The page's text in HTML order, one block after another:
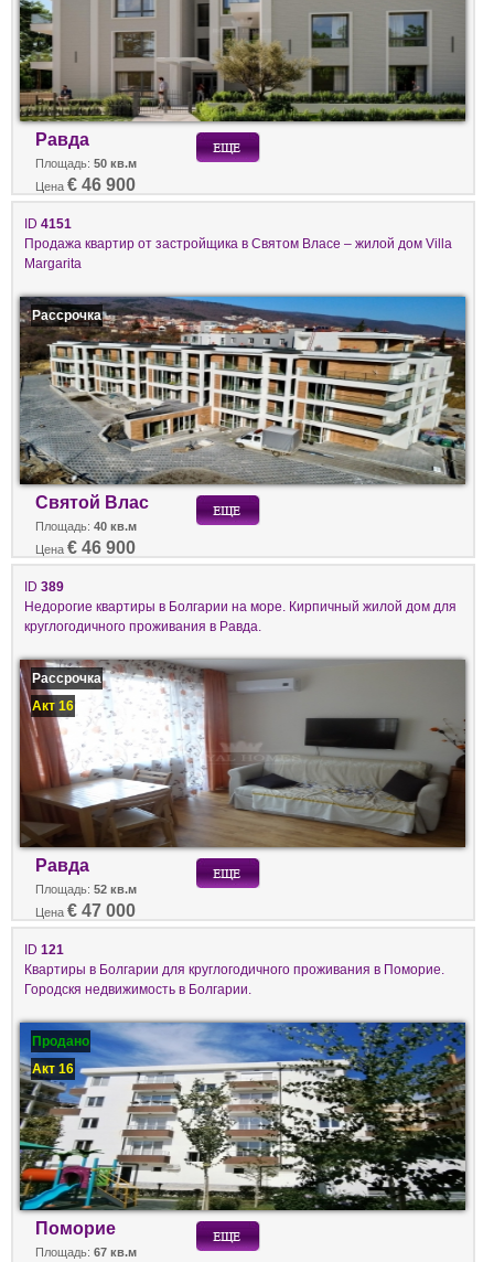
Равда
Площадь: 50 кв.м
Цена € 46 900
ID 4151
Продажа квартир от застройщика в Святом Власе – жилой дом Villa
Margarita
Рассрочка
Святой Влас
Площадь: 40 кв.м
Цена € 46 900
ID 389
Недорогие квартиры в Болгарии на море. Кирпичный жилой дом для
круглогодичного проживания в Равда.
Рассрочка
Акт 16
Равда
Площадь: 52 кв.м
Цена € 47 000
ID 121
Квартиры в Болгарии для круглогодичного проживания в Поморие.
Городскя недвижимость в Болгарии.
Продано
Акт 16
Поморие
Площадь: 67 кв.м